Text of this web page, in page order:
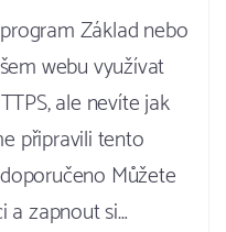
Základ nebo
webu využívat
ale nevíte jak
připravili tento
Můžete
a zapnout si…